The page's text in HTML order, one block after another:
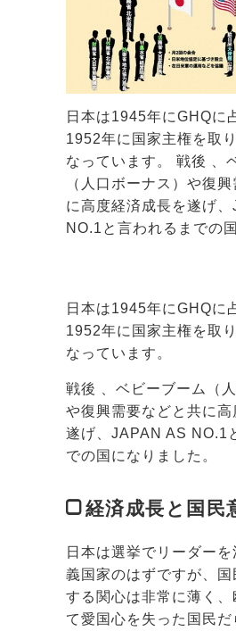
日本は1945年にGHQに
1952年に国家主権を取
なっています。 戦後 、
（人口ボーナス）や復
に高度経済成長を遂げ
NO.1と言われるまでの
日本は1945年にGHQに
1952年に国家主権を取
なっています。
戦後 、ベビーブーム（
や復興需要などと共に高
遂げ、JAPAN AS NO.1
での国になりました。
経済成長と国民
日本は選挙でリーダー
義国家のはずですが、国
する関心は非常に薄く、
て愛国心を失った国民だ